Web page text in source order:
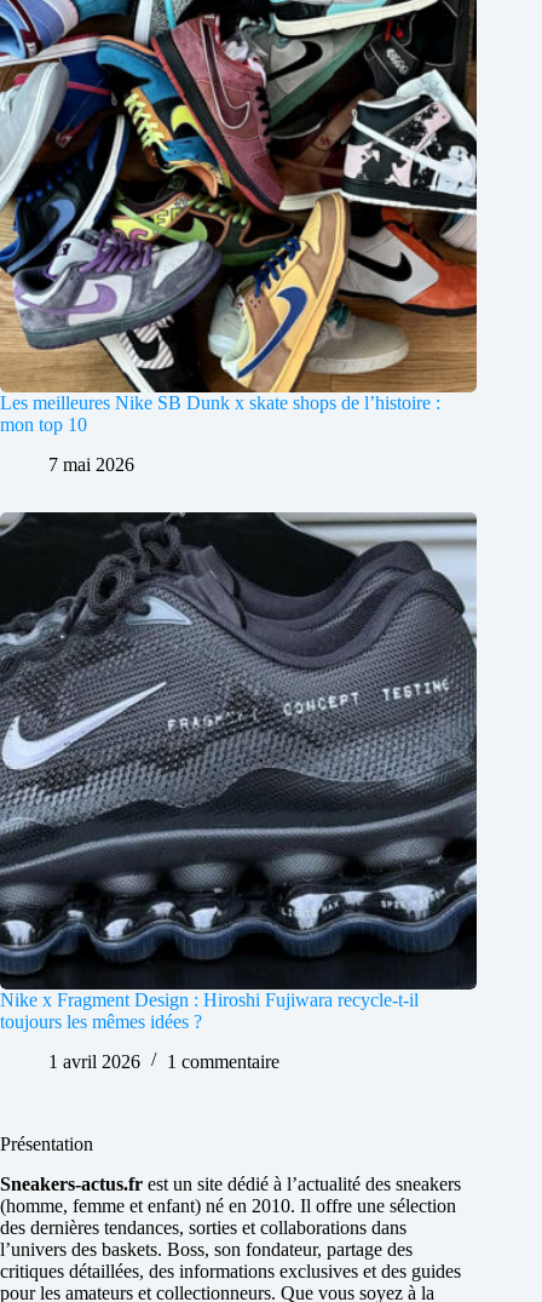
Les meilleures Nike SB Dunk x skate shops de l’histoire :
mon top 10
7 mai 2026
Nike x Fragment Design : Hiroshi Fujiwara recycle-t-il
toujours les mêmes idées ?
1 avril 2026
1 commentaire
Présentation
Sneakers-actus.fr est un site dédié à l’actualité des sneakers
(homme, femme et enfant) né en 2010. Il offre une sélection
des dernières tendances, sorties et collaborations dans
l’univers des baskets. Boss, son fondateur, partage des
critiques détaillées, des informations exclusives et des guides
pour les amateurs et collectionneurs. Que vous soyez à la